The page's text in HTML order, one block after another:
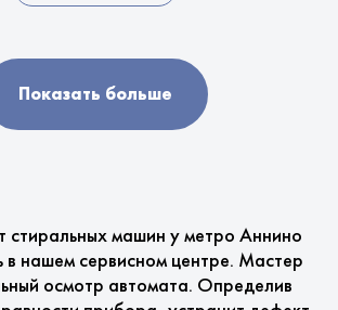
Показать больше
стиральных машин у метро Аннино
в нашем сервисном центре. Мастер
осмотр автомата. Определив